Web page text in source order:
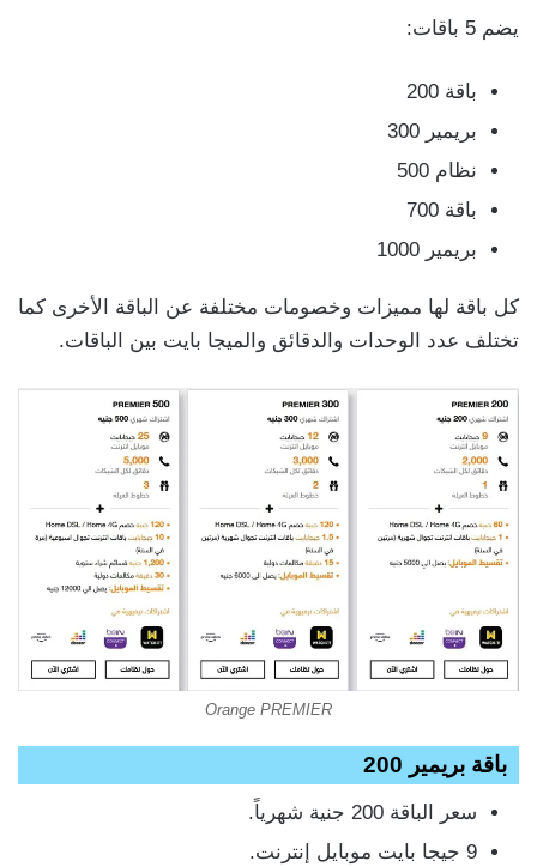
يضم 5 باقات:
باقة 200
بريمير 300
نظام 500
باقة 700
بريمير 1000
كل باقة لها مميزات وخصومات مختلفة عن الباقة الأخرى كما
تختلف عدد الوحدات والدقائق والميجا بايت بين الباقات.
Orange PREMIER
باقة بريمير 200
سعر الباقة 200 جنية شهرياً.
9 جيجا بايت موبايل إنترنت.